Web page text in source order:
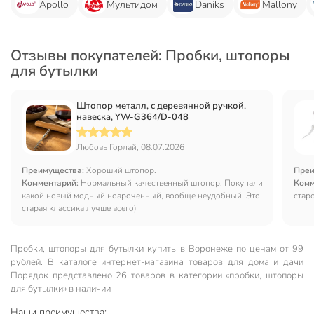
Apollo Мультидом Daniks Mallony
Отзывы покупателей: Пробки, штопоры
для бутылки
Штопор металл, с деревянной ручкой,
навеска, YW-G364/D-048
Любовь Горлай, 08.07.2026
Преимущества: Хороший штопор.
Комментарий: Нормальный качественный штопор. Покупали
какой новый модный ноароченный, вообще неудобный. Это
старая классика лучше всего)
Пробки, штопоры для бутылки купить в Воронеже по ценам от 99
рублей. В каталоге интернет-магазина товаров для дома и дачи
Порядок представлено 26 товаров в категории «пробки, штопоры
для бутылки» в наличии